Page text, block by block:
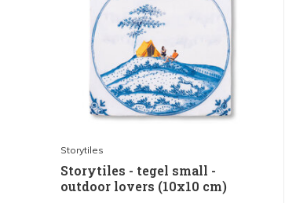
Storytiles
Storytiles - tegel small -
outdoor lovers (10x10 cm)